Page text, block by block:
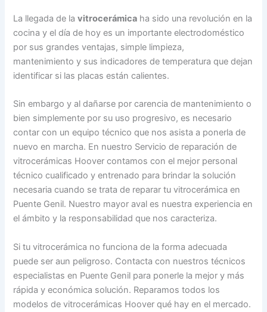
La llegada de lavitrocerámica ha sido una revolución en la
cocina y el día de hoy es un importante electrodoméstico
por sus grandes ventajas, simple limpieza,
mantenimiento y sus indicadores de temperatura que dejan
identificar si las placas están calientes.
Sin embargo y al dañarse por carencia de mantenimiento o
bien simplemente por su uso progresivo, es necesario
contar con un equipo técnico que nos asista a ponerla de
nuevo en marcha. En nuestro Servicio de reparación de
vitrocerámicas Hoover contamos con el mejor personal
técnico cualificado y entrenado para brindar la solución
necesaria cuando se trata de reparar tu vitrocerámica en
Puente Genil. Nuestro mayor aval es nuestra experiencia en
el ámbito y la responsabilidad que nos caracteriza.
Si tu vitrocerámica no funciona de la forma adecuada
puede ser aun peligroso. Contacta con nuestros técnicos
especialistas en Puente Genil para ponerle la mejor y más
rápida y económica solución. Reparamos todos los
modelos de vitrocerámicas Hoover qué hay en el mercado.